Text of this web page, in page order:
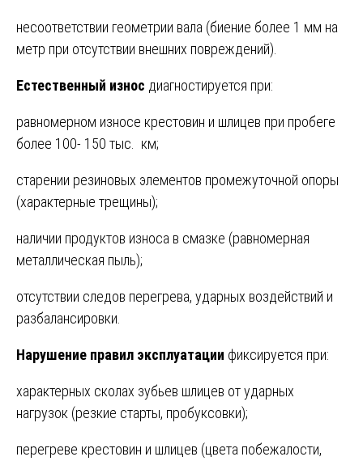
несоответствии геометрии вала (биение более 1 мм на
метр при отсутствии внешних повреждений).
Естественный износ диагностируется при:
равномерном износе крестовин и шлицев при пробеге
более 100- 150 тыс. км;
старении резиновых элементов промежуточной опоры
(характерные трещины);
наличии продуктов износа в смазке (равномерная
металлическая пыль);
отсутствии следов перегрева, ударных воздействий и
разбалансировки.
Нарушение правил эксплуатации фиксируется при:
характерных сколах зубьев шлицев от ударных
нагрузок (резкие старты, пробуксовки);
перегреве крестовин и шлицев (цвета побежалости,